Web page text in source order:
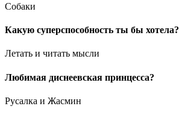
Собаки
Какую суперспособность ты бы хотела?
Летать и читать мысли
Любимая диснеевская принцесса?
Русалка и Жасмин